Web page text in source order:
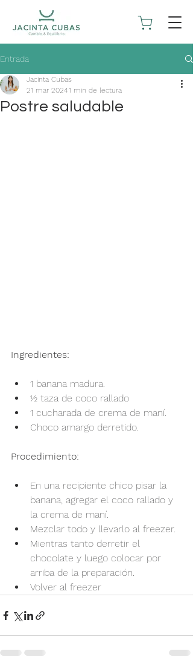
Entrada
Postre saludable
Jacinta Cubas
21 mar 20241 min de lectura
Ingredientes:
1 banana madura.
½ taza de coco rallado
1 cucharada de crema de maní.
Choco amargo derretido.
Procedimiento:
En una recipiente chico pisar la
banana, agregar el coco rallado y
la crema de maní.
Mezclar todo y llevarlo al freezer.
Mientras tanto derretir el
chocolate y luego colocar por
arriba de la preparación.
Volver al freezer